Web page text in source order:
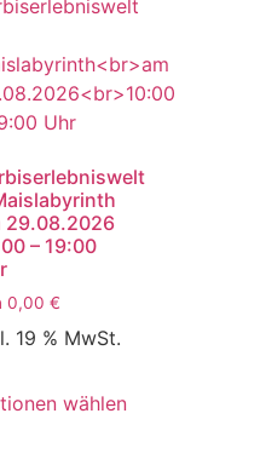
29.08.2026
– 19:00
0,00 €
19 % MwSt.
wählen